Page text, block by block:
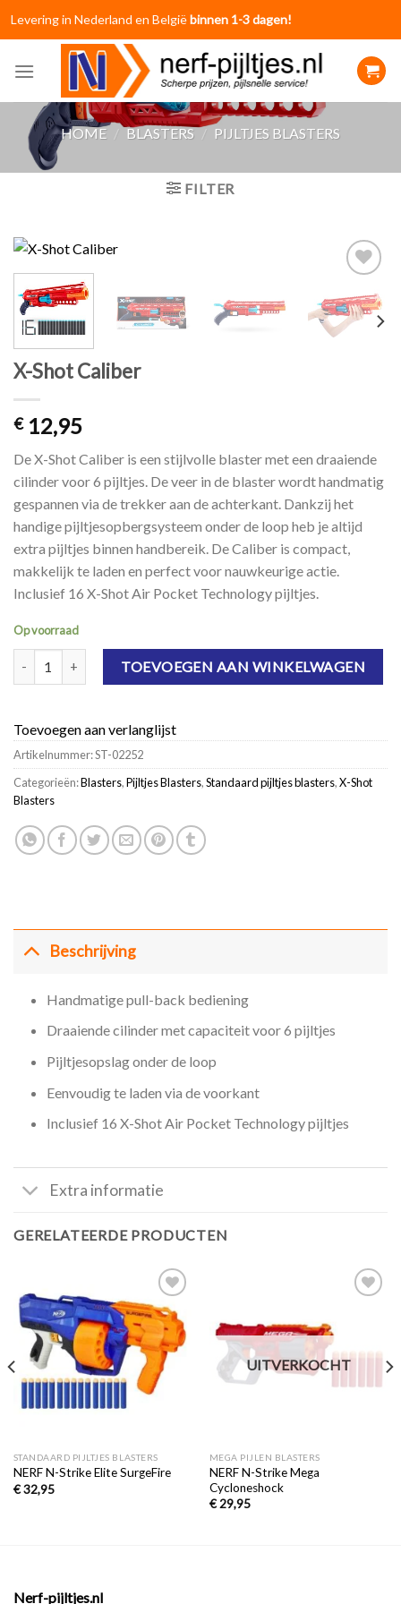
Levering in Nederland en Belgiëbinnen 1-3 dagen!
HOME / BLASTERS / PIJLTJES BLASTERS
FILTER
Toevoegen
aan
verlanglijst
X-Shot Caliber
€12,95
De X-Shot Caliber is een stijlvolle blaster met een draaiende
cilinder voor 6 pijltjes. De veer in de blaster wordt handmatig
gespannen via de trekker aan de achterkant. Dankzij het
handige pijltjesopbergsysteem onder de loop heb je altijd
extra pijltjes binnen handbereik. De Caliber is compact,
makkelijk te laden en perfect voor nauwkeurige actie.
Inclusief 16 X-Shot Air Pocket Technology pijltjes.
Op voorraad
X-Shot Caliber aantalTOEVOEGEN AAN WINKELWAGEN
Toevoegen aan verlanglijst
Artikelnummer:ST-02252
Categorieën:Blasters,Pijltjes Blasters,Standaard pijltjes blasters,X-Shot
Blasters
Beschrijving
Handmatige pull-back bediening
Draaiende cilinder met capaciteit voor 6 pijltjes
Pijltjesopslag onder de loop
Eenvoudig te laden via de voorkant
Inclusief 16 X-Shot Air Pocket Technology pijltjes
Extra informatie
GERELATEERDE PRODUCTEN
Toevoegen
aan
verlanglijst
STANDAARD PIJLTJES BLASTERS
NERF N-Strike Elite SurgeFire
€32,95
verlanglijst
UITVERKOCHT
MEGA PIJLEN BLASTERS
NERF N-Strike Mega
Cycloneshock
€29,95
Nerf-pijltjes.nl